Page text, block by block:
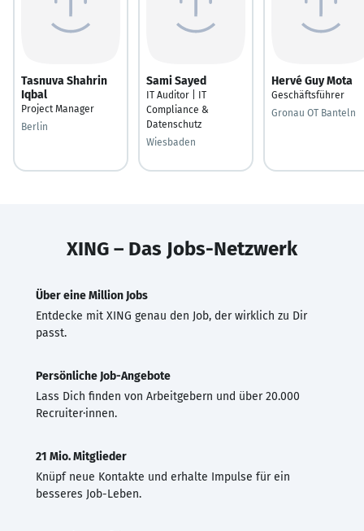
Tasnuva Shahrin
Iqbal
Project Manager
Berlin
Sami Sayed
IT Auditor | IT
Compliance &
Datenschutz
Wiesbaden
Hervé Guy Mota
Geschäftsführer
Gronau OT Banteln
XING – Das Jobs-Netzwerk
Über eine Million Jobs
Entdecke mit XING genau den Job, der wirklich zu Dir
passt.
Persönliche Job-Angebote
Lass Dich finden von Arbeitgebern und über 20.000
Recruiter·innen.
21 Mio. Mitglieder
Knüpf neue Kontakte und erhalte Impulse für ein
besseres Job-Leben.